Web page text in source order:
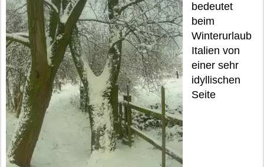
bedeutet
beim
Winterurlaub
Italien von
einer sehr
idyllischen
Seite